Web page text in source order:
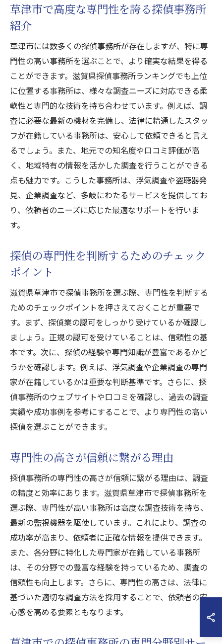
草津市で高度な専門性を誇る探偵事務所
紹介
草津市には数多くの探偵事務所が存在しますが、特に専
門性の高い事務所を選ぶことで、より確実な結果を得る
ことができます。滋賀県探偵事務所ランキングでも上位
に位置する事務所は、様々な調査ニーズに対応できる柔
軟性と専門的な技術を持ち合わせています。例えば、調
査に必要な最新の機材を完備し、法律に精通したスタッ
フが在籍している事務所は、安心して依頼できると言え
るでしょう。また、地元での知名度や口コミ評価が高
く、地域特有の情報を活かした調査を行うことができる
点も魅力です。こうした事務所は、浮気調査や盗聴器発
見、企業調査など、多岐にわたるサービスを提供してお
り、依頼者のニーズに応じた最適なサポートを行いま
す。
探偵の専門性を判断するためのチェック
ポイント
滋賀県草津市で探偵事務所を選ぶ際、専門性を判断する
ためのチェックポイントを押さえておくことが重要で
す。まず、探偵業の認可をしっかり受けているか確認し
ましょう。正規の認可を受けていることは、信頼性の基
本です。次に、探偵の経験や専門知識が豊富であるかど
うかを確認します。例えば、浮気調査や企業調査の専門
家が在籍しているかは重要な判断基準です。さらに、探
偵事務所のウェブサイトや口コミを確認し、過去の調査
実績や成功事例を参考にすることで、より専門性の高い
探偵を選ぶことができます。
専門性の高さが信頼に繋がる理由
探偵事務所の専門性の高さが信頼に繋がる理由は、調査
の精度と効率にあります。滋賀県草津市で探偵事務所を
選ぶ際、専門性が高い事務所は高度な調査技術を持ち、
最新の監視機器を駆使しています。これにより、調査の
成功率が高まり、依頼者に正確な情報を提供できます。
また、各分野に特化した専門家が在籍している事務所
は、その分野での豊富な経験を持っているため、調査の
信頼性も向上します。さらに、専門性の高さは、法律に
基づいた適切な調査方法を採用することで、依頼者の安
心感を高める要素ともなります。